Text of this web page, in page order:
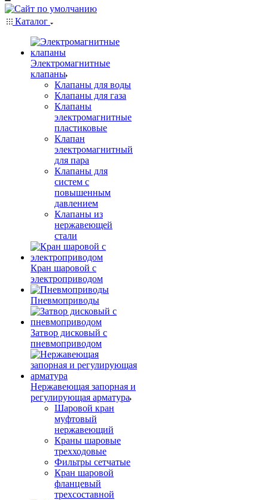
Каталог
Электромагнитные
клапаны
Клапаны для воды
Клапаны для газа
Клапаны
электромагнитные
пластиковые
Клапан
электромагнитный
для пара
Клапаны для
систем с
повышенным
давлением
Клапаны из
нержавеющей
стали
Кран шаровой с
электроприводом
Пневмоприводы
Затвор дисковый с
пневмоприводом
Нержавеющая запорная и
регулирующая арматура
Шаровой кран
муфтовый
нержавеющий
Краны шаровые
трехходовые
Фильтры сетчатые
Кран шаровой
фланцевый
трехсоставной